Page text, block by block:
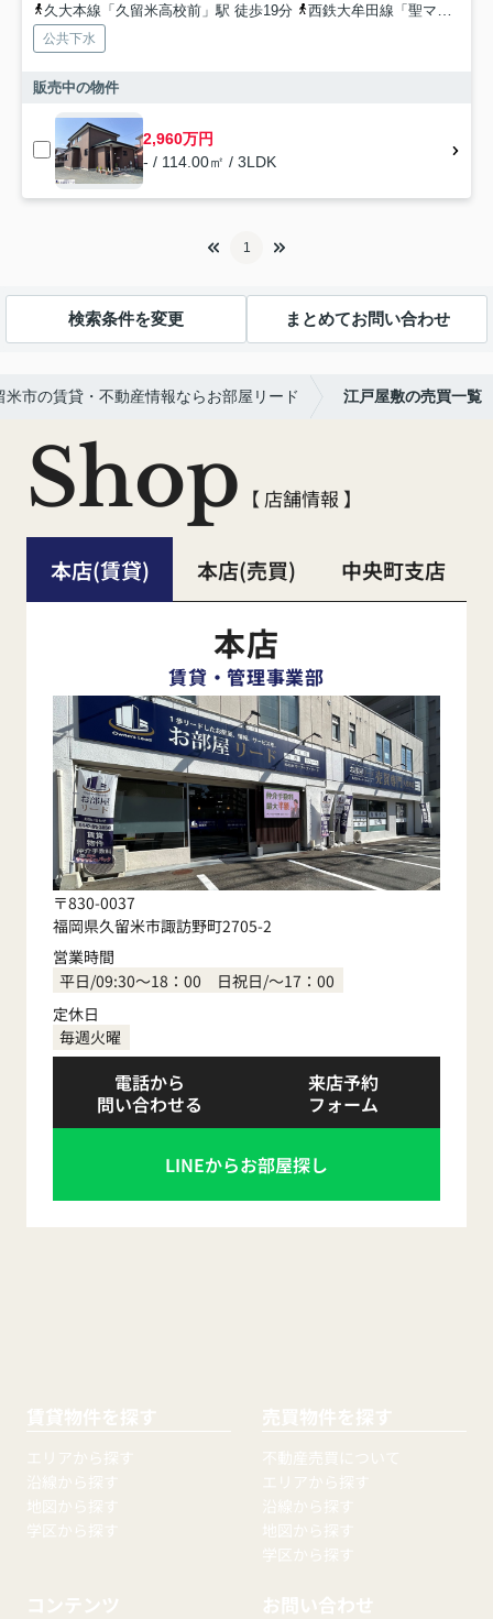
久大本線「久留米高校前」駅 徒歩19分
西鉄大牟田線「聖マリア病院前」駅 徒歩23分
公共下水
販売中の物件
2,960万円
- / 114.00㎡ / 3LDK
1
検索条件を変更 まとめてお問い合わせ
米市の賃貸・不動産情報ならお部屋リード 江戸屋敷の売買一覧
Shop 【 店舗情報 】
本店(賃貸) 本店(売買) 中央町支店
本店
賃貸・管理事業部
〒830-0037
福岡県久留米市諏訪野町2705-2
営業時間
平日/09:30～18：00 日祝日/～17：00
定休日
毎週火曜
電話から
問い合わせる
来店予約
フォーム
LINEからお部屋探し
賃貸物件を探す
エリアから探す
沿線から探す
地図から探す
学区から探す
売買物件を探す
不動産売買について
エリアから探す
沿線から探す
地図から探す
学区から探す
コンテンツ お問い合わせ